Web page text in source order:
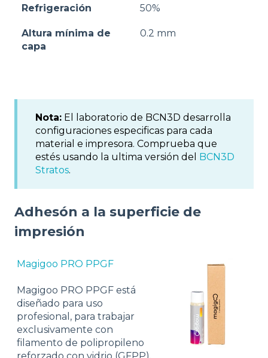
Refrigeración 50%
Altura mínima de
capa
0.2 mm
Nota: El laboratorio de BCN3D desarrolla
configuraciones especificas para cada
material e impresora. Comprueba que
estés usando la ultima versión del BCN3D
Stratos.
Adhesón a la superficie de
impresión
Magigoo PRO PPGF
Magigoo PRO PPGF está
diseñado para uso
profesional, para trabajar
exclusivamente con
filamento de polipropileno